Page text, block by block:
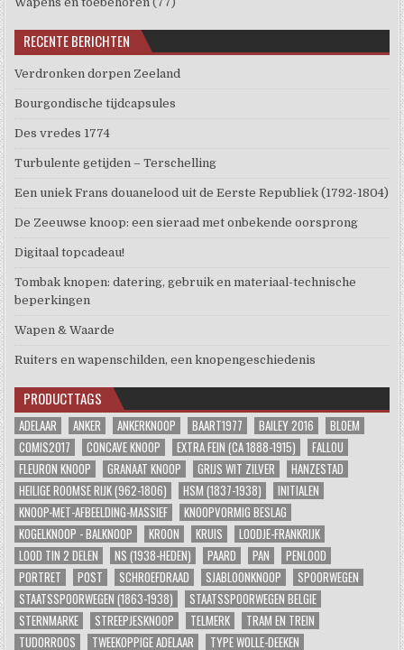
RECENTE BERICHTEN
Verdronken dorpen Zeeland
Bourgondische tijdcapsules
Des vredes 1774
Turbulente getijden – Terschelling
Een uniek Frans douanelood uit de Eerste Republiek (1792-1804)
De Zeeuwse knoop: een sieraad met onbekende oorsprong
Digitaal topcadeau!
Tombak knopen: datering, gebruik en materiaal-technische
beperkingen
Wapen & Waarde
Ruiters en wapenschilden, een knopengeschiedenis
PRODUCTTAGS
ADELAAR ANKER ANKERKNOOP BAART1977 BAILEY 2016
BLOEM
COMIS2017
CONCAVE KNOOP EXTRA FEIN (CA 1888-1915)
FALLOU
FLEURON KNOOP
GRANAAT KNOOP GRIJS WIT ZILVER
HANZESTAD
HEILIGE ROOMSE RIJK (962-1806)
HSM (1837-1938)
INITIALEN
KNOOP-MET-AFBEELDING-MASSIEF
KNOOPVORMIG BESLAG
KOGELKNOOP - BALKNOOP
KROON KRUIS
LOODJE-FRANKRIJK
LOOD TIN 2 DELEN
NS (1938-HEDEN) PAARD PAN
PENLOOD
PORTRET
POST SCHROEFDRAAD SJABLOONKNOOP
SPOORWEGEN
STAATSSPOORWEGEN (1863-1938)
STAATSSPOORWEGEN BELGIE
STERNMARKE
STREEPJESKNOOP TELMERK
TRAM EN TREIN
TUDORROOS
TWEEKOPPIGE ADELAAR TYPE WOLLE-DEEKEN